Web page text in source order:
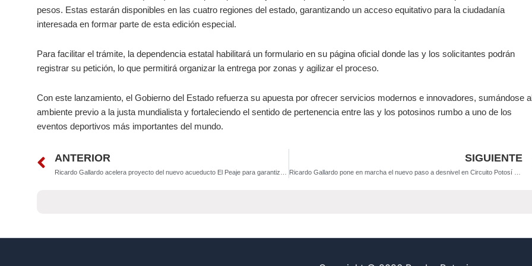
pesos. Estas estarán disponibles en las cuatro regiones del estado, garantizando un acceso equitativo para la ciudadanía
interesada en formar parte de esta edición especial.
Para facilitar el trámite, la dependencia estatal habilitará un formulario en su página oficial donde las y los solicitantes podrán
registrar su petición, lo que permitirá organizar la entrega por zonas y agilizar el proceso.
Con este lanzamiento, el Gobierno del Estado refuerza su apuesta por ofrecer servicios modernos e innovadores, sumándose
ambiente previo a la justa mundialista y fortaleciendo el sentido de pertenencia entre las y los potosinos rumbo a uno de los
eventos deportivos más importantes del mundo.
Prev
ANTERIOR SIGUIENTE